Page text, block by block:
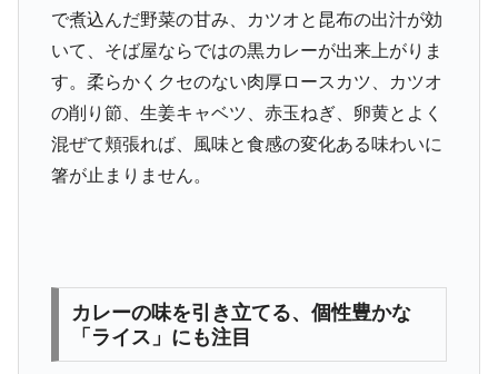
で煮込んだ野菜の甘み、カツオと昆布の出汁が効
いて、そば屋ならではの黒カレーが出来上がりま
す。柔らかくクセのない肉厚ロースカツ、カツオ
の削り節、生姜キャベツ、赤玉ねぎ、卵黄とよく
混ぜて頬張れば、風味と食感の変化ある味わいに
箸が止まりません。
カレーの味を引き立てる、個性豊かな
「ライス」にも注目